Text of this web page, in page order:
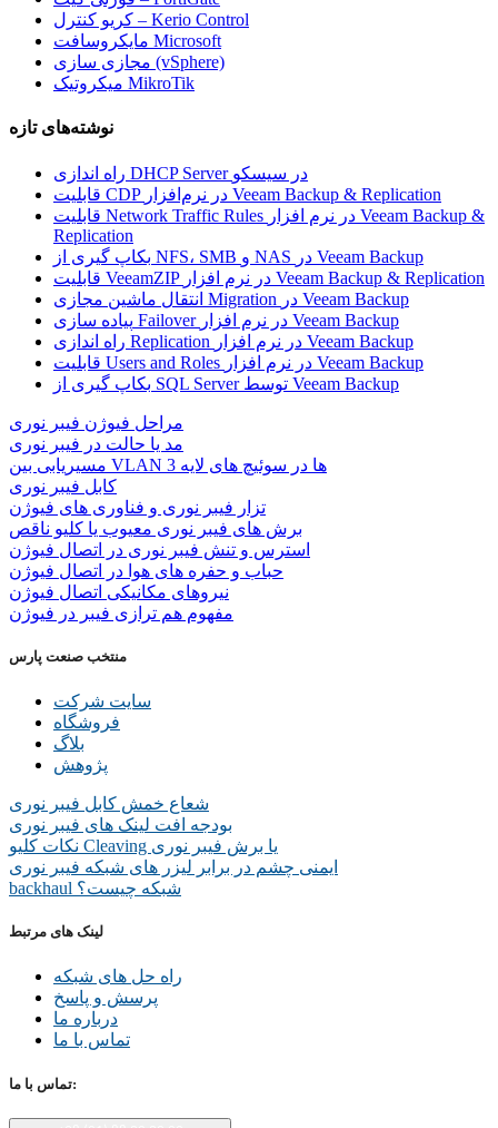
کریو کنترل – Kerio Control
مایکروسافت Microsoft
مجازی سازی (vSphere)
میکروتیک MikroTik
نوشته‌های تازه
راه اندازی DHCP Server در سیسکو
قابلیت CDP در نرم‌افزار Veeam Backup & Replication
قابلیت Network Traffic Rules در نرم افزار Veeam Backup &
Replication
بکاپ گیری از NFS، SMB و NAS در Veeam Backup
قابلیت VeeamZIP در نرم افزار Veeam Backup & Replication
انتقال ماشین مجازی Migration در Veeam Backup
پیاده سازی Failover در نرم افزار Veeam Backup
راه اندازی Replication در نرم افزار Veeam Backup
قابلیت Users and Roles در نرم افزار Veeam Backup
بکاپ گیری از SQL Server توسط Veeam Backup
مراحل فیوژن فیبر نوری
مد یا حالت در فیبر نوری
مسیریابی بین VLAN ها در سوئیچ های لایه 3
کابل فیبر نوری
تزار فیبر نوری و فناوری های فیوژن
برش های فیبر نوری معیوب یا کلیو ناقص
استرس و تنش فیبر نوری در اتصال فیوژن
حباب و حفره‌ های هوا در اتصال فیوژن
نیروهای مکانیکی اتصال فیوژن
مفهوم هم ترازی فیبر در فیوژن
منتخب صنعت پارس
سایت شرکت
فروشگاه
بلاگ
پژوهش
شعاع خمش کابل فیبر نوری
بودجه افت لینک های فیبر نوری
نکات کلیو Cleaving یا برش فیبر نوری
ایمنی چشم در برابر لیزر های شبکه فیبر نوری
backhaul شبکه چیست؟
لینک های مرتبط
راه حل های شبکه
پرسش و پاسخ
درباره ما
تماس با ما
تماس با ما: